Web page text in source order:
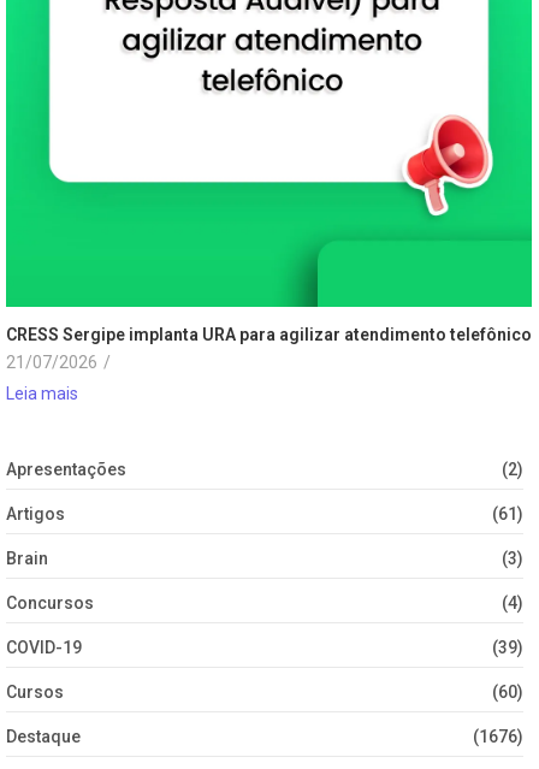
CRESS Sergipe implanta URA para agilizar atendimento telefônico
21/07/2026 /
Leia mais
Apresentações (2)
Artigos (61)
Brain (3)
Concursos (4)
COVID-19 (39)
Cursos (60)
Destaque (1676)